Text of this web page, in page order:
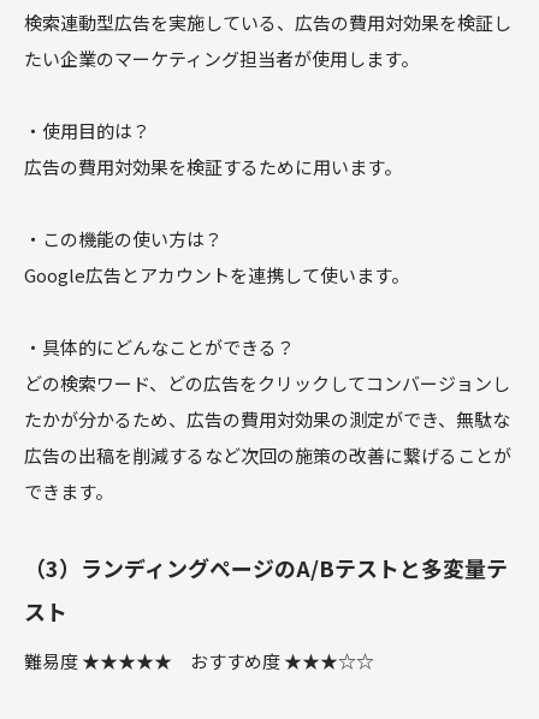
検索連動型広告を実施している、広告の費用対効果を検証し
たい企業のマーケティング担当者が使用します。
・使用目的は？
広告の費用対効果を検証するために用います。
・この機能の使い方は？
Google広告とアカウントを連携して使います。
・具体的にどんなことができる？
どの検索ワード、どの広告をクリックしてコンバージョンし
たかが分かるため、広告の費用対効果の測定ができ、無駄な
広告の出稿を削減するなど次回の施策の改善に繋げることが
できます。
（3）ランディングページのA/Bテストと多変量テ
スト
難易度 ★★★★★ おすすめ度 ★★★☆☆